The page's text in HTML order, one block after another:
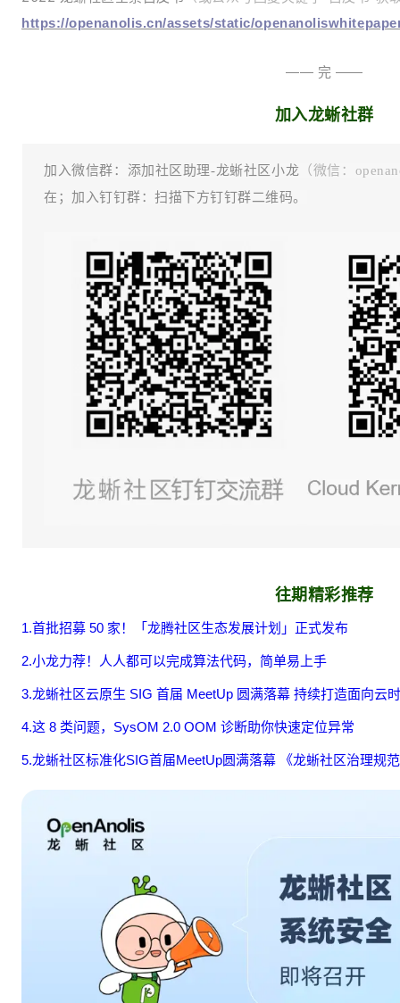
https://openanolis.cn/assets/static/
—— 完 ——
加入龙蜥社群
加入微信群：添加社区助理-龙蜥社区小龙 （微信：
在；加入钉钉群：扫描下方钉钉群二维码。
往期精彩推荐
1.首批招募 50 家！「龙腾社区生态发展计划」正式发布
2.小龙力荐！人人都可以完成算法代码，简单易上手
3.龙蜥社区云原生 SIG 首届 MeetUp 圆满落幕 持续打造面向云
4.这 8 类问题，SysOM 2.0 OOM 诊断助你快速定位异常
5.龙蜥社区标准化SIG首届MeetUp圆满落幕 《龙蜥社区治理规